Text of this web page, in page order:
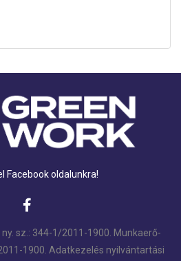
Facebook oldalunkra!
sz.: 344-1/2011-1900. Munkaerő-
1900. Adatkezelés nyilvántartási